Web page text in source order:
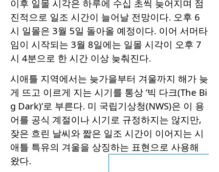
이후 일몰 시각은 하루에 수십 초씩 늦어지며 점
진적으로 일조 시간이 늘어날 전망이다. 오후 6
시 일몰은 3월 5일 돌아올 예정이다. 이어 서머타
임이 시작되는 3월 8일에는 일몰 시각이 오후 7
시 4분으로 한 시간 이상 늦춰진다.
시애틀 지역에서는 늦가을부터 겨울까지 해가 늦
게 뜨고 이르게 지는 시기를 통상 ‘빅 다크(The Bi
g Dark)’로 부른다. 미 국립기상청(NWS)은 이 용
어를 공식 계절이나 시기로 규정하지는 않지만,
잦은 흐린 날씨와 짧은 일조 시간이 이어지는 시
애틀 특유의 겨울을 상징하는 표현으로 사용해
왔다.